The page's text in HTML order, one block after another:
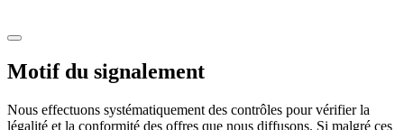
Motif du signalement
Nous effectuons systématiquement des contrôles pour vérifier la
légalité et la conformité des offres que nous diffusons. Si malgré ces